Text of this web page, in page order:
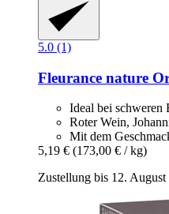
5.0 (1)
Fleurance nature
Ideal bei schweren
Roter Wein,
Mit dem
5,19 € (173,00 € / kg)
Zustellung bis 12. August